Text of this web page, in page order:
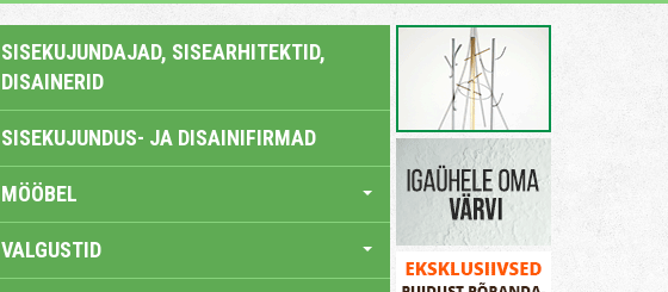
SISEKUJUNDAJAD, SISEARHITEKTID,
DISAINERID
SISEKUJUNDUS- JA DISAINIFIRMAD
MÖÖBEL
VALGUSTID